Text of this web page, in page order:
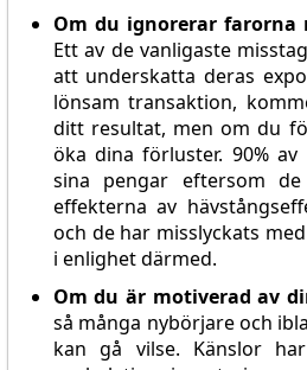
Om du ignorerar farorna
Ett av de vanligaste
att underskatta deras
lönsam transaktion,
ditt resultat, men om du
öka dina förluster. 90%
sina pengar eftersom
effekterna av
och de har misslyckats
i enlighet därmed.
Om du är motiverad av
så många nybörjare och
kan gå vilse. Känslor